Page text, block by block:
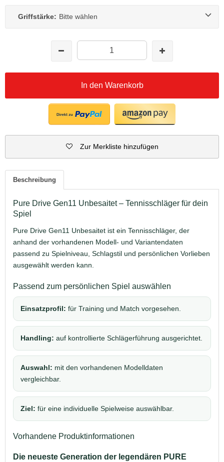
Griffstärke: Bitte wählen
In den Warenkorb
Zur Merkliste hinzufügen
Beschreibung
Pure Drive Gen11 Unbesaitet – Tennisschläger für dein
Spiel
Pure Drive Gen11 Unbesaitet ist ein Tennisschläger, der
anhand der vorhandenen Modell- und Variantendaten
passend zu Spielniveau, Schlagstil und persönlichen Vorlieben
ausgewählt werden kann.
Passend zum persönlichen Spiel auswählen
Einsatzprofil: für Training und Match vorgesehen.
Handling: auf kontrollierte Schlägerführung ausgerichtet.
Auswahl: mit den vorhandenen Modelldaten
vergleichbar.
Ziel: für eine individuelle Spielweise auswählbar.
Vorhandene Produktinformationen
Die neueste Generation der legendären PURE